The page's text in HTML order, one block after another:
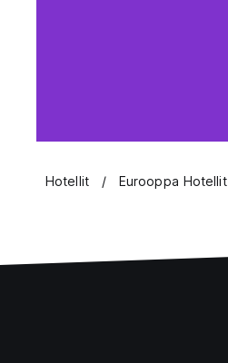
Hotellit Eurooppa Hotellit